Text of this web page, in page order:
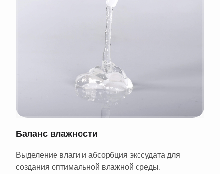
Баланс влажности
Выделение влаги и абсорбция экссудата для
создания оптимальной влажной среды.